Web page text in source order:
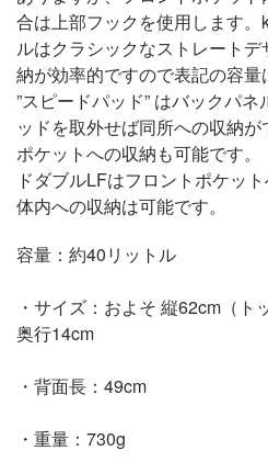
合は上部フックを使用します
ルはクラシックなストレート
納が効率的ですので表記の容量
”スピードパッド” はバックパ
ッドを取外せば同所への収納
ポケットへの収納も可能です
ドダブルLFはフロントポケッ
体内への収納は可能です。
容量：約40リットル
・サイズ：およそ 縦62cm（ト
奥行14cm
・背面長：49cm
・重量：730g